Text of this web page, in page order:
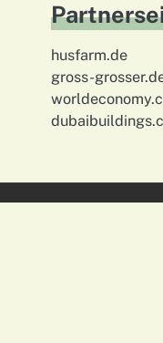
husfarm.de
gross-